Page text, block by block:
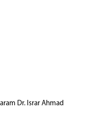
Dr. Israr Ahmad